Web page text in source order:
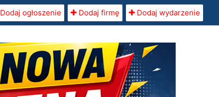
Dodaj ogłoszenie Dodaj firmę Dodaj wydarzenie